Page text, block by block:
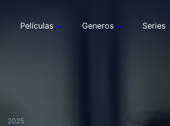
Películas Generos Series
2025